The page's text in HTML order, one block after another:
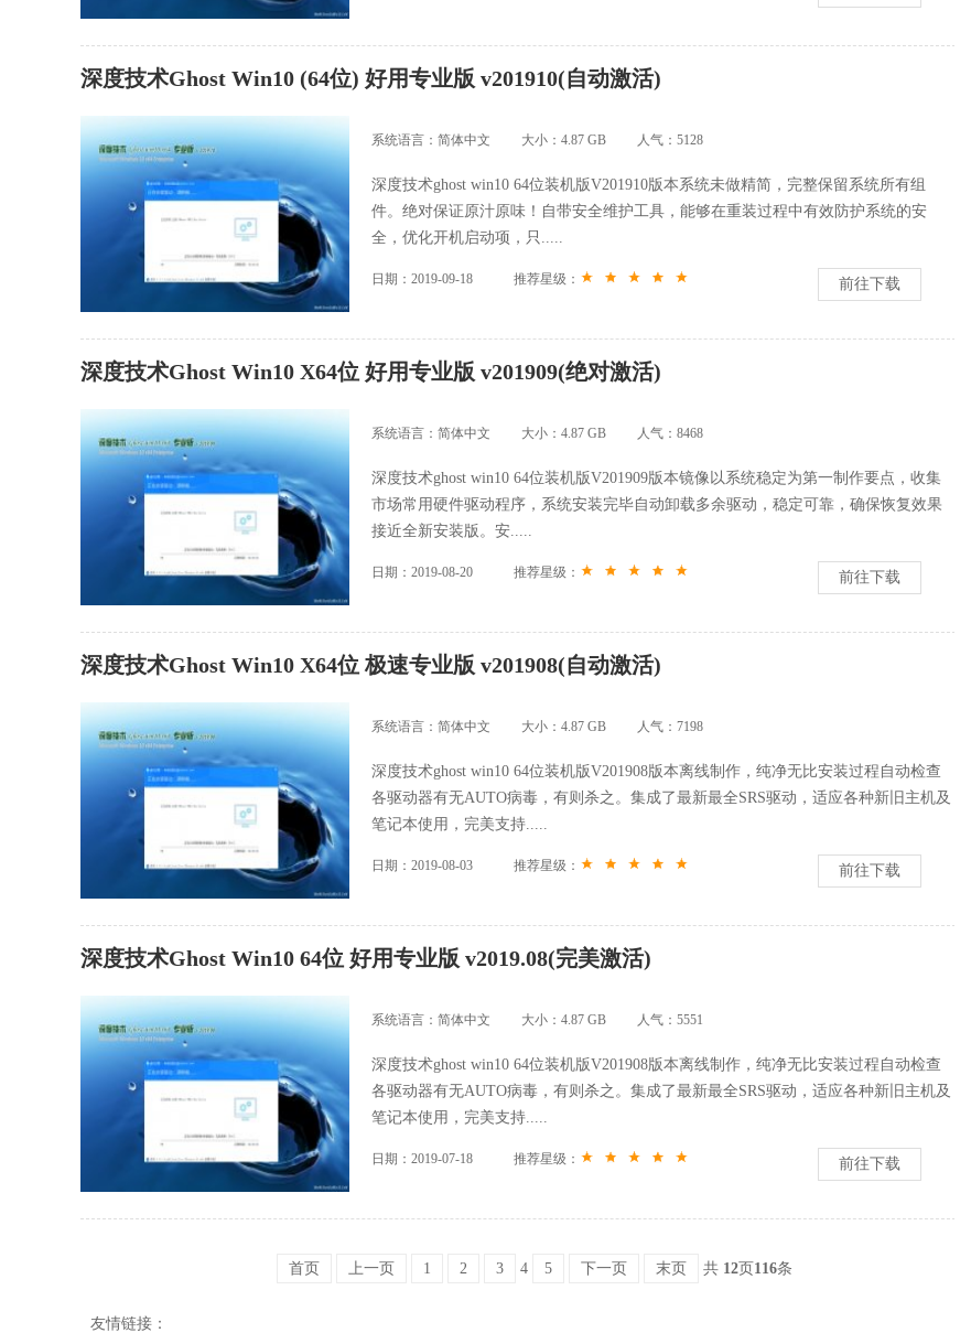
深度技术Ghost Win10 (64位) 好用专业版 v201910(自动激活)
系统语言：简体中文 大小：4.87 GB 人气： 5128
深度技术ghost win10 64位装机版V201910版本系统未做精简，完整保留系统所有组
件。绝对保证原汁原味！自带安全维护工具，能够在重装过程中有效防护系统的安
全，优化开机启动项，只.....
日期：2019-09-18 推荐星级： 前往下载
深度技术Ghost Win10 X64位 好用专业版 v201909(绝对激活)
系统语言：简体中文 大小：4.87 GB 人气： 8468
深度技术ghost win10 64位装机版V201909版本镜像以系统稳定为第一制作要点，收集
市场常用硬件驱动程序，系统安装完毕自动卸载多余驱动，稳定可靠，确保恢复效果
接近全新安装版。安.....
日期：2019-08-20 推荐星级： 前往下载
深度技术Ghost Win10 X64位 极速专业版 v201908(自动激活)
系统语言：简体中文 大小：4.87 GB 人气： 7198
深度技术ghost win10 64位装机版V201908版本离线制作，纯净无比安装过程自动检查
各驱动器有无AUTO病毒，有则杀之。集成了最新最全SRS驱动，适应各种新旧主机及
笔记本使用，完美支持.....
日期：2019-08-03 推荐星级： 前往下载
深度技术Ghost Win10 64位 好用专业版 v2019.08(完美激活)
系统语言：简体中文 大小：4.87 GB 人气： 5551
深度技术ghost win10 64位装机版V201908版本离线制作，纯净无比安装过程自动检查
各驱动器有无AUTO病毒，有则杀之。集成了最新最全SRS驱动，适应各种新旧主机及
笔记本使用，完美支持.....
日期：2019-07-18 推荐星级： 前往下载
首页 上一页 1 2 3 4 5 下一页 末页 共 12页 116条
友情链接：